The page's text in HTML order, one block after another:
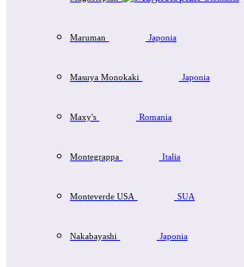
Maruman Japonia
Masuya Monokaki Japonia
Maxy's Romania
Montegrappa Italia
Monteverde USA SUA
Nakabayashi Japonia